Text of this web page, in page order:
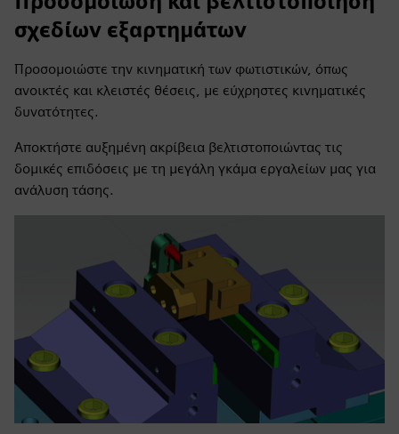
σχεδίων εξαρτημάτων
Προσομοιώστε την κινηματική των φωτιστικών, όπως
ανοικτές και κλειστές θέσεις, με εύχρηστες κινηματικές
δυνατότητες.
Αποκτήστε αυξημένη ακρίβεια βελτιστοποιώντας τις
δομικές επιδόσεις με τη μεγάλη γκάμα εργαλείων μας για
ανάλυση τάσης.